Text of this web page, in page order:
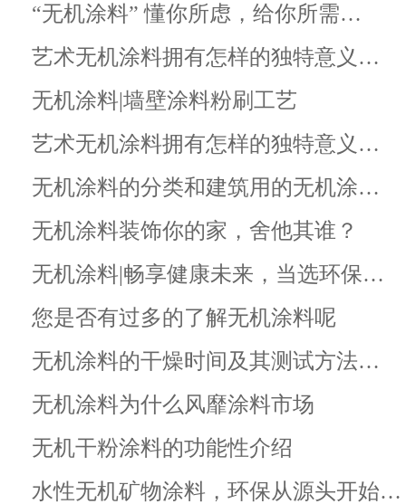
“无机涂料” 懂你所虑，给你所需…
艺术无机涂料拥有怎样的独特意义…
无机涂料|墙壁涂料粉刷工艺
艺术无机涂料拥有怎样的独特意义…
无机涂料的分类和建筑用的无机涂…
无机涂料装饰你的家，舍他其谁？
无机涂料|畅享健康未来，当选环保…
您是否有过多的了解无机涂料呢
无机涂料的干燥时间及其测试方法…
无机涂料为什么风靡涂料市场
无机干粉涂料的功能性介绍
水性无机矿物涂料，环保从源头开始…